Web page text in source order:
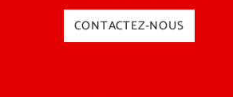
CONTACTEZ-NOUS